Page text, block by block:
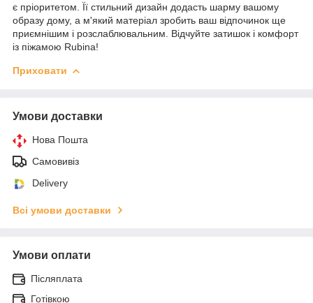
є пріоритетом. Її стильний дизайн додасть шарму вашому
образу дому, а м'який матеріал зробить ваш відпочинок ще
приємнішим і розслаблювальним. Відчуйте затишок і комфорт
із піжамою Rubina!
Приховати
Умови доставки
Нова Пошта
Самовивіз
Delivery
Всі умови доставки
Умови оплати
Післяплата
Готівкою